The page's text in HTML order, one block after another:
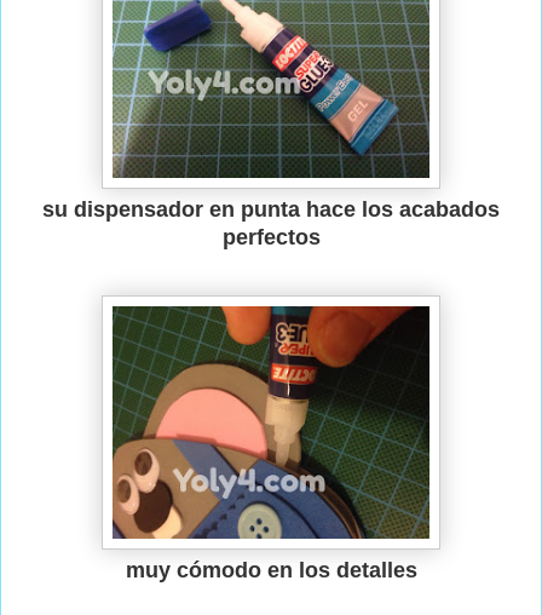
su dispensador en punta hace los acabados
perfectos
muy cómodo en los detalles